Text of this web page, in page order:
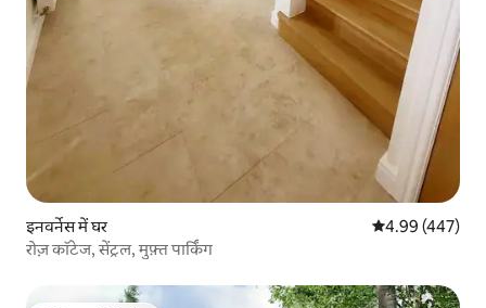
इनवर्नेस में घर औसत रेटिंग 5 में से
4.99 (447)
रोज़ कॉटेज, सेंट्रल, मुफ़्त पार्किंग